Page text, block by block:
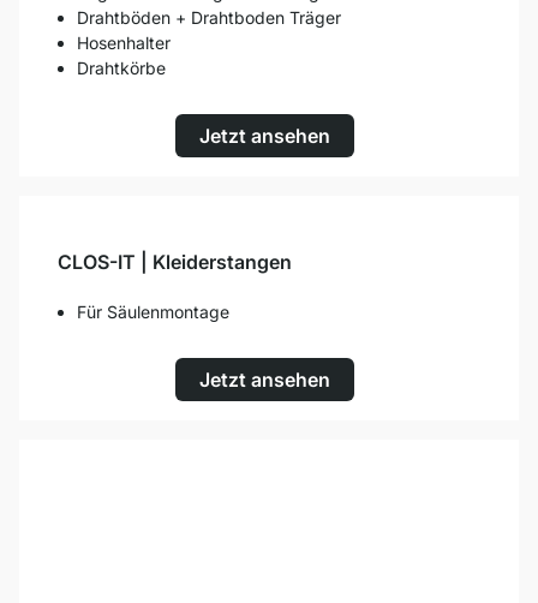
Drahtböden + Drahtboden Träger
Hosenhalter
Drahtkörbe
Jetzt ansehen
CLOS-IT | Kleiderstangen
Für Säulenmontage
Jetzt ansehen